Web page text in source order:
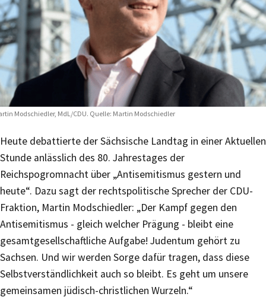
Modschiedler, MdL/CDU. Quelle: Martin Modschiedler
Heute debattierte der Sächsische Landtag in einer Aktuellen
Stunde anlässlich des 80. Jahrestages der
Reichspogromnacht über „Antisemitismus gestern und
heute“. Dazu sagt der rechtspolitische Sprecher der CDU-
Fraktion, Martin Modschiedler: „Der Kampf gegen den
Antisemitismus - gleich welcher Prägung - bleibt eine
gesamtgesellschaftliche Aufgabe! Judentum gehört zu
Sachsen. Und wir werden Sorge dafür tragen, dass diese
Selbstverständlichkeit auch so bleibt. Es geht um unsere
gemeinsamen jüdisch-christlichen Wurzeln.“